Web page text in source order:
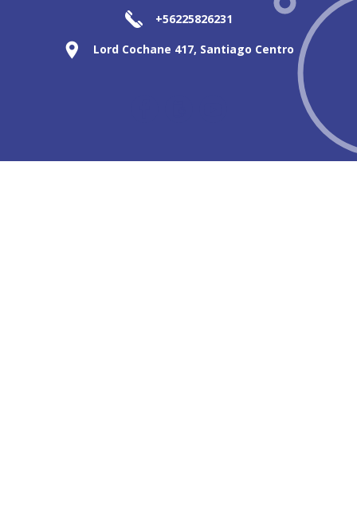
+56225826231
Lord Cochane 417, Santiago Centro